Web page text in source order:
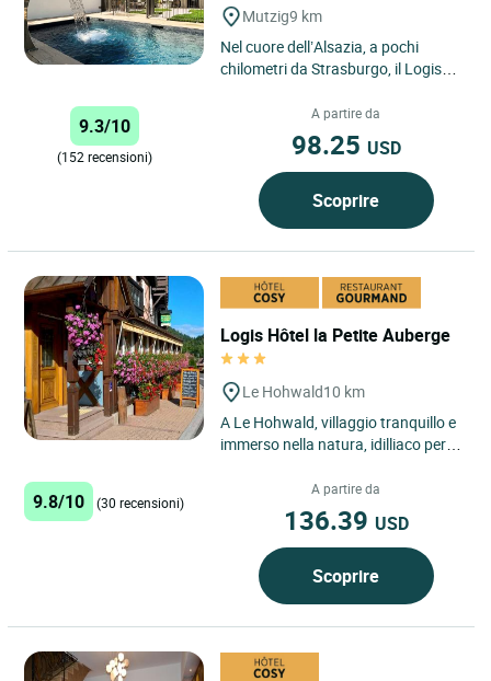
Mutzig9 km
Nel cuore dell’Alsazia, a pochi
chilometri da Strasburgo, il Logis
un’atmosfera...
9.3/10
(152 recensioni)
A partire da
98.25 USD
Scoprire
Logis Hôtel la Petite Auberge
Le Hohwald10 km
A Le Hohwald, villaggio tranquillo e
immerso nella natura, idilliaco per le
bicicletta (si...
9.8/10 (30 recensioni)
A partire da
136.39 USD
Scoprire